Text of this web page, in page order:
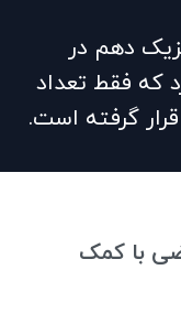
فیزیک دهم در
که فقط تعداد
گرفته است.
با کمک